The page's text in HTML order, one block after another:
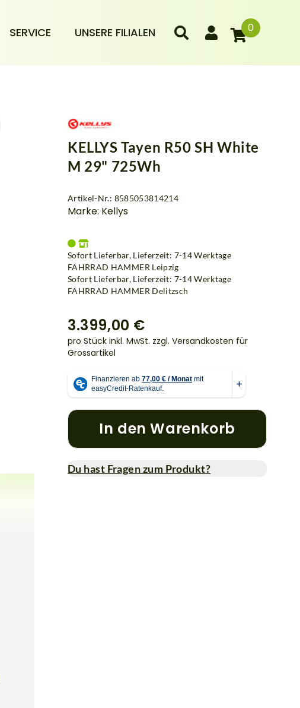
SERVICE UNSERE FILIALEN 0
KELLYS Tayen R50 SH White
M 29" 725Wh
Artikel-Nr.: 8585053814214
Marke: Kellys
Sofort Lieferbar, Lieferzeit: 7-14 Werktage
FAHRRAD HAMMER Leipzig
Sofort Lieferbar, Lieferzeit: 7-14 Werktage
FAHRRAD HAMMER Delitzsch
3.399,00 €
pro Stück inkl. MwSt. zzgl. Versandkosten für
Grossartikel
In den Warenkorb
Du hast Fragen zum Produkt?